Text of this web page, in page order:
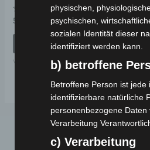
Bewertet
0
59,00
IN DEN WARENKORB
VB7
physischen,
psychischen,
sozialen Identität dieser
identifiziert werden kann.
b) betroffene
Betroffene Person ist jede
identifizierbare natürliche
personenbezogene
Verarbeitung
c) Verarbeitung